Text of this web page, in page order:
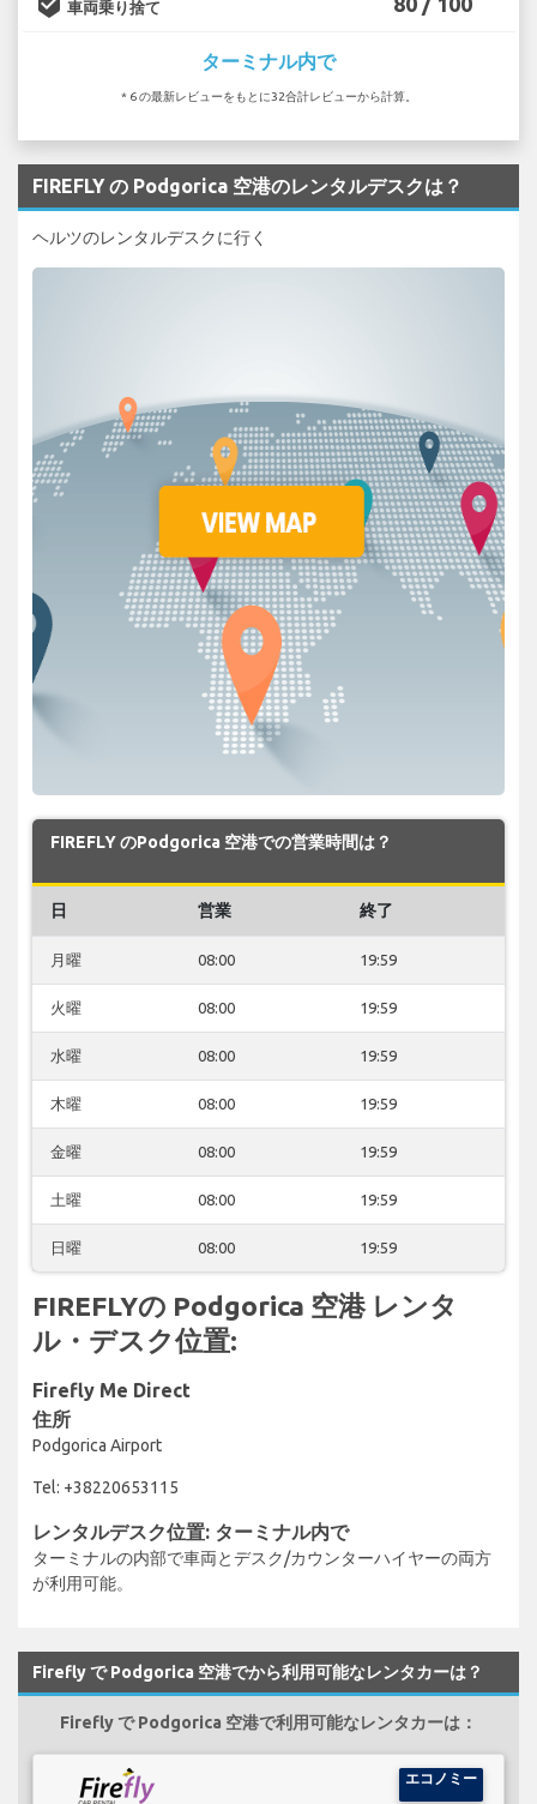
車両乗り捨て
ターミナル内で
* 6 の最新レビューをもとに32合計レビューから計算。
FIREFLY の Podgorica 空港のレンタルデスクは？
ヘルツのレンタルデスクに行く
FIREFLY のPodgorica 空港での営業時間は？
日 営業 終了
月曜 08:00 19:59
火曜 08:00 19:59
水曜 08:00 19:59
木曜 08:00 19:59
金曜 08:00 19:59
土曜 08:00 19:59
日曜 08:00 19:59
FIREFLYの Podgorica 空港 レンタ
ル・デスク位置:
Firefly Me Direct
住所
Podgorica Airport
Tel: +38220653115
レンタルデスク位置: ターミナル内で
ターミナルの内部で車両とデスク/カウンターハイヤーの両方
が利用可能。
Firefly で Podgorica 空港でから利用可能なレンタカーは？
Firefly で Podgorica 空港で利用可能なレンタカーは：
エコノミー